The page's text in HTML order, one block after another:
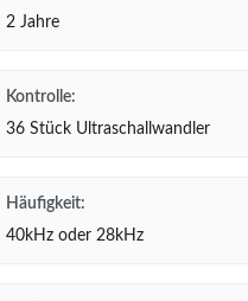
2 Jahre
Kontrolle:
36 Stück Ultraschallwandler
Häufigkeit:
40kHz oder 28kHz